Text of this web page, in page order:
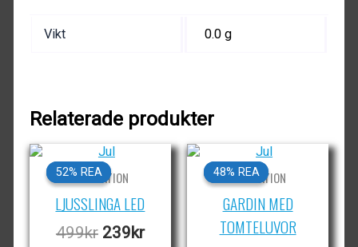
Vikt 0.0 g
Relaterade produkter
52% REA
52% REA
DEKORATION
LJUSSLINGA LED
499kr Det
239krDet
48% REA
48% REA
DEKORATION
GARDIN MED
TOMTELUVOR